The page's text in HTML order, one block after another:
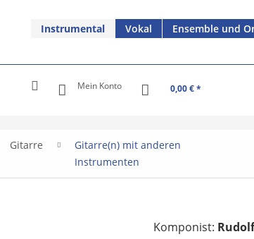
Instrumental Vokal Ensemble und
Mein Konto 0,00 € *
Gitarre
Gitarre(n) mit anderen
Instrumenten
Komponist: